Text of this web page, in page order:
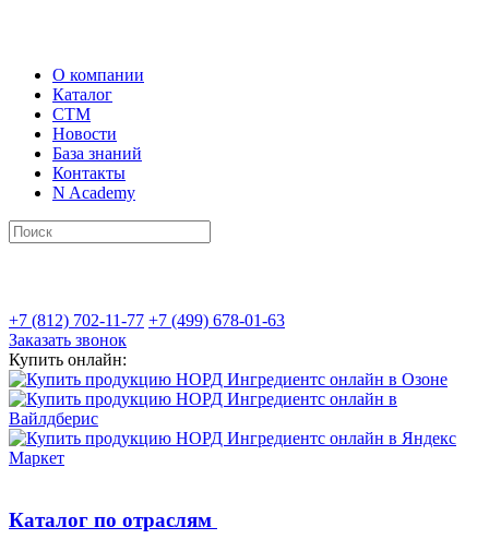
О компании
Каталог
СТМ
Новости
База знаний
Контакты
N Academy
+7 (812) 702-11-77 +7 (499) 678-01-63
Заказать звонок
Купить онлайн:
Каталог по отраслям